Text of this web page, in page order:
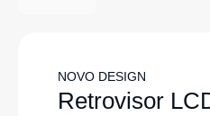
NOVO DESIGN
Retrovisor